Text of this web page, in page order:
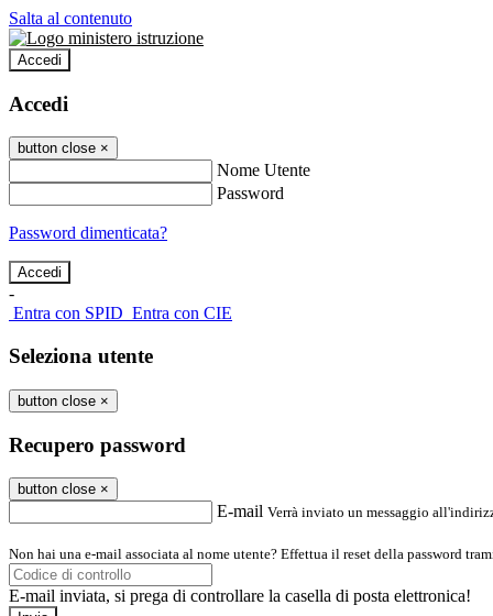
Salta al contenuto
Accedi
Accedi
button close ×
Nome Utente
Password
Password dimenticata?
-
Entra con SPID Entra con CIE
Seleziona utente
button close ×
Recupero password
button close ×
E-mail Verrà inviato un messaggio
Non hai una e-mail associata al nome utente? Effettua il reset della password
E-mail inviata, si prega di controllare la casella di posta elettronica!